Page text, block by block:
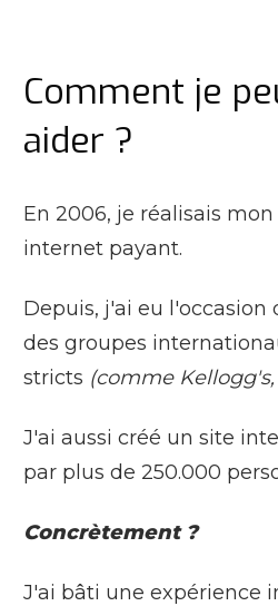
Comment je
aider ?
En 2006, je réalisais
internet payant.
Depuis, j'ai eu l'occasion
des groupes
stricts (comme
J'ai aussi créé un site
par plus de 250.000
Concrètement ?
J'ai bâti une expérience